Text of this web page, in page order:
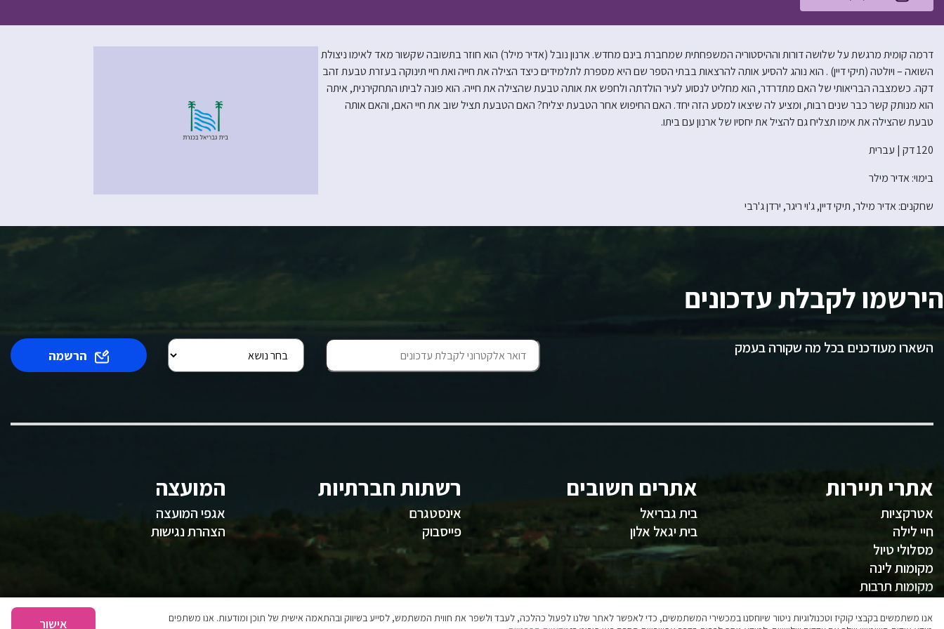
דרמה קומית מרגשת על שלושה דורות וההיסטוריה המשפחתית שמחברת בינם מחדש. ארנון נובל (אדיר מילר) הוא חוזר בתשובה שקשור מאד לאימו ניצולת
השואה – ויולטה (תיקי דיין) . הוא נוהג להסיע אותה להרצאות בבתי הספר שם היא מספרת לתלמידים כיצד הצילה את חייה ואת חיי תינוקה בעזרת טבעת זהב
דקה. כשמצבה הבריאותי של האם מתדרדר, הוא מחליט לנסוע לעיר הולדתה ולחפש את אותה טבעת שהצילה את חייה. הוא פונה לביתו התחקירנית, איתה
הוא מנותק קשר כבר שנים רבות, ומציע לה שיצאו למסע הזה יחד. האם החיפוש אחר הטבעת יצליח? האם הטבעת תציל שוב את חיי האם, והאם אותה
טבעת שהצילה את אימו תצליח גם להציל את יחסיו של ארנון עם ביתו.
120 דק | עברית
בימוי: אדיר מילר
שחקנים: אדיר מילר, תיקי דיין, ג'וי ריגר, ירדן ג'רבי
הירשמו לקבלת עדכונים
השארו מעודכנים בכל מה שקורה בעמק הרשמה
אתרי תיירות
אטרקציות
חיי לילה
מסלולי טיול
מקומות לינה
מקומות תרבות
אתרים חשובים
בית גבריאל
בית יגאל אלון
רשתות חברתיות
אינסטגרם
פייסבוק
המועצה
אגפי המועצה
הצהרת נגישות
אנו משתמשים בקבצי קוקיז וטכנולוגיות ניטור שיוחסנו במכשירי המשתמשים, כדי לאפשר לאתר שלנו לפעול כהלכה, לעבד ולשפר את חווית המשתמש, לסייע בשיווק ובהתאמה אישית של תוכן ומודעות. אנו משתפים
אישור